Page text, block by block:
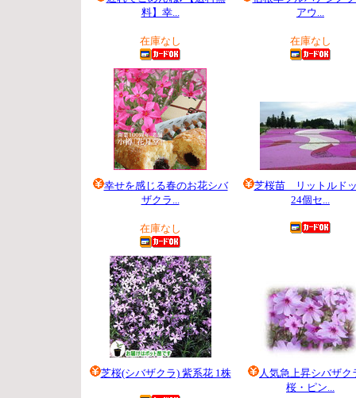
料】幸...
在庫なし
アウ...
在庫なし
幸せを感じる春のお花シバ
ザクラ...
在庫なし
芝桜苗 リットルド
24個セ...
芝桜(シバザクラ) 紫系花 1株
人気急上昇シバザク
桜・ピン...